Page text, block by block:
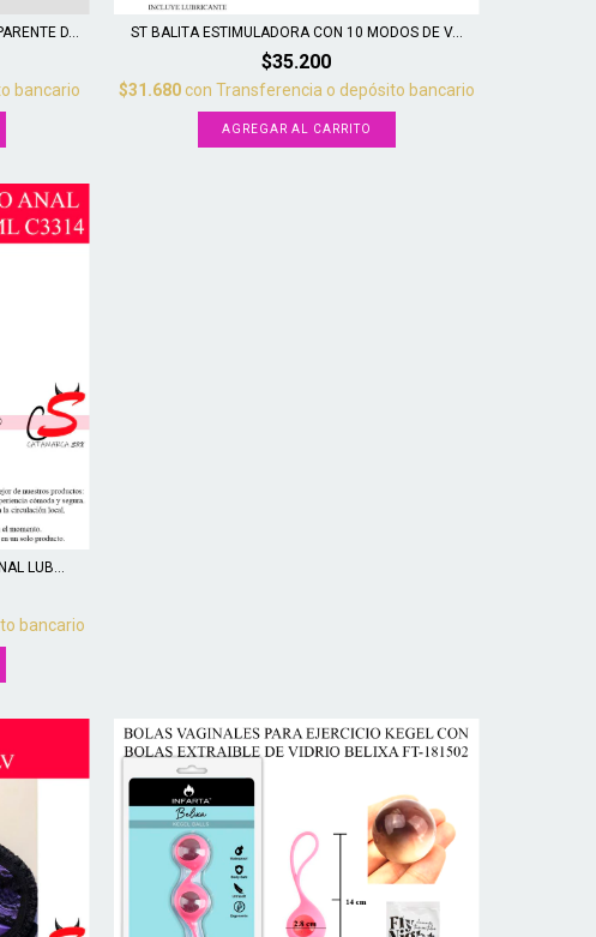
D...
bancario
ST BALITA ESTIMULADORA CON 10 MODOS DE V...
$35.200
$31.680con Transferencia o depósito bancario
LUB...
bancario